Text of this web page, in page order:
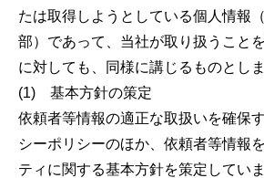
たは取得しようとしている個人情報
部）であって、当社が取り扱うこと
に対しても、同様に講じるものとしま
(1) 基本方針の策定
依頼者等情報の適正な取扱いを確保
シーポリシーのほか、依頼者等情報
ティに関する基本方針を策定していま